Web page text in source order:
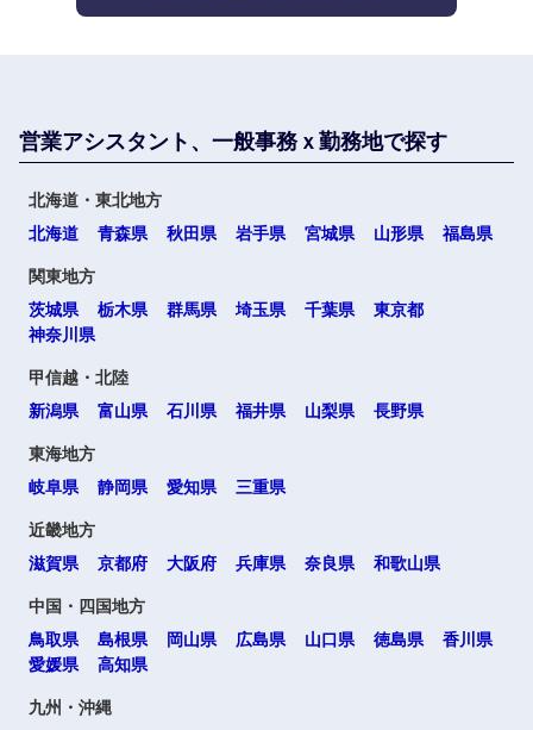
海外
営業アシスタント、一般事務ｘ勤務地で探す
北海道・東北地方
北海道
青森県 秋田県 岩手県 宮城県 山形県 福島県
関東地方
茨城県
栃木県 群馬県 埼玉県 千葉県
東京都
神奈川県
甲信越・北陸
新潟県
富山県 石川県 福井県 山梨県 長野県
東海地方
岐阜県
静岡県 愛知県 三重県
近畿地方
滋賀県
京都府 大阪府 兵庫県 奈良県 和歌山県
中国・四国地方
鳥取県
島根県 岡山県 広島県 山口県 徳島県
香川県
愛媛県
高知県
九州・沖縄